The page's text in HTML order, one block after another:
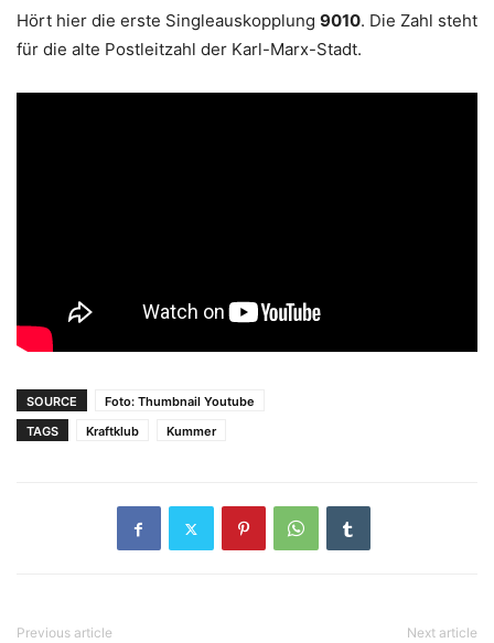
Hört hier die erste Singleauskopplung 9010. Die Zahl steht
für die alte Postleitzahl der Karl-Marx-Stadt.
SOURCE
Foto: Thumbnail Youtube
TAGS
Kraftklub Kummer
Previous article Next article